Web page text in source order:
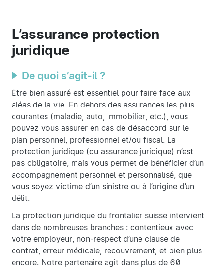
L’assurance protection
juridique
De quoi s’agit-il ?
Être bien assuré est essentiel pour faire face aux
aléas de la vie. En dehors des assurances les plus
courantes (maladie, auto, immobilier, etc.), vous
pouvez vous assurer en cas de désaccord sur le
plan personnel, professionnel et/ou fiscal. La
protection juridique (ou assurance juridique) n’est
pas obligatoire, mais vous permet de bénéficier d’un
accompagnement personnel et personnalisé, que
vous soyez victime d’un sinistre ou à l’origine d’un
délit.
La protection juridique du frontalier suisse intervient
dans de nombreuses branches : contentieux avec
votre employeur, non-respect d’une clause de
contrat, erreur médicale, recouvrement, et bien plus
encore. Notre partenaire agit dans plus de 60